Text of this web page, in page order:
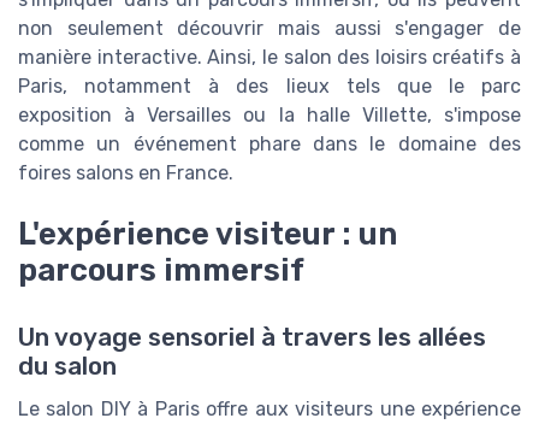
non seulement découvrir mais aussi s'engager de
manière interactive. Ainsi, le salon des loisirs créatifs à
Paris, notamment à des lieux tels que le parc
exposition à Versailles ou la halle Villette, s'impose
comme un événement phare dans le domaine des
foires salons en France.
L'expérience visiteur : un
parcours immersif
Un voyage sensoriel à travers les allées
du salon
Le salon DIY à Paris offre aux visiteurs une expérience